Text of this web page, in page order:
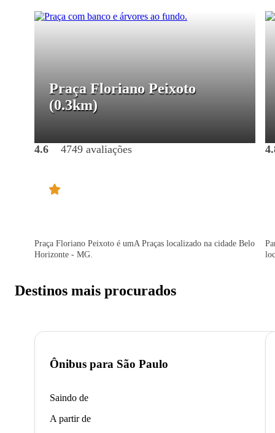
Praça Floriano Peixoto
(0.3km)
4.6 4749 avaliações
Praça Floriano Peixoto é umA Praças localizado na cidade Belo
Horizonte - MG.
Destinos mais procurados
Ônibus para São Paulo
Saindo de
A partir de